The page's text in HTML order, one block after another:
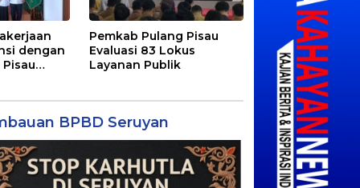
dengan
Pemkab Pulang Pisau
Evaluasi 83 Lokus
Layanan Publik
BPBD Seruyan